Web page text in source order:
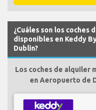
¿Cuáles son los coches
disponibles en Keddy
Dublin?
Los coches de alquiler
en Aeropuerto de